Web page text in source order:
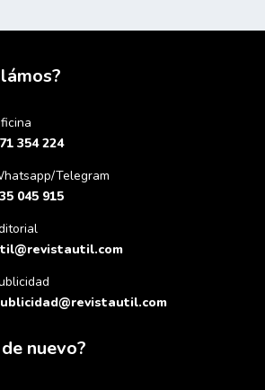
354 224
Telegram
045 915
nuevo?